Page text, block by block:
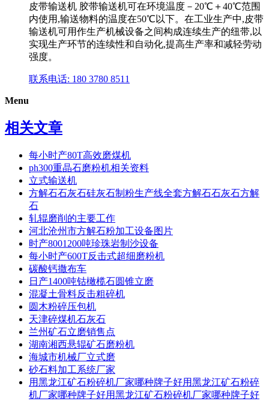
皮带输送机 胶带输送机可在环境温度－20℃＋40℃范围
内使用,输送物料的温度在50℃以下。在工业生产中,皮带
输送机可用作生产机械设备之间构成连续生产的纽带,以
实现生产环节的连续性和自动化,提高生产率和减轻劳动
强度。
联系电话: 180 3780 8511
Menu
相关文章
每小时产80T高效磨煤机
ph300重晶石磨粉机相关资料
立式输送机
方解石石灰石硅灰石制粉生产线全套方解石石灰石方解
石
轧辊磨削的主要工作
河北沧州市方解石粉加工设备图片
时产8001200吨珍珠岩制沙设备
每小时产600T反击式超细磨粉机
碳酸钙撒布车
日产1400吨钴橄榄石圆锥立磨
混凝土骨料反击粗碎机
圆木粉碎压包机
天津碎煤机石灰石
兰州矿石立磨销售点
湖南湘西悬辊矿石磨粉机
海城市机械厂立式磨
砂石料加工系统厂家
用黑龙江矿石粉碎机厂家哪种牌子好用黑龙江矿石粉碎
机厂家哪种牌子好用黑龙江矿石粉碎机厂家哪种牌子好